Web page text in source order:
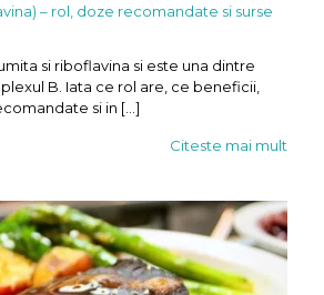
– rol, doze recomandate si surse
si riboflavina si este una dintre
B. Iata ce rol are, ce beneficii,
si in […]
Citeste mai mult